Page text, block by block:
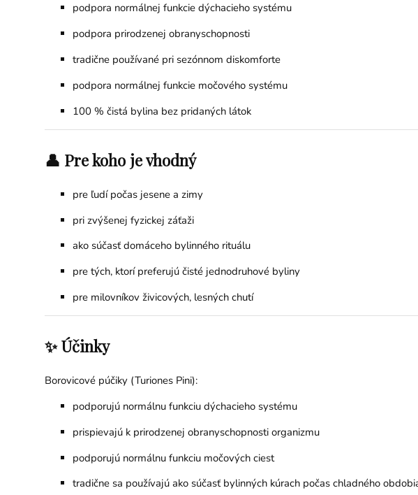
podpora normálnej funkcie dýchacieho systému
podpora prirodzenej obranyschopnosti
tradične používané pri sezónnom diskomforte
podpora normálnej funkcie močového systému
100 % čistá bylina bez pridaných látok
👤 Pre koho je vhodný
pre ľudí počas jesene a zimy
pri zvýšenej fyzickej záťaži
ako súčasť domáceho bylinného rituálu
pre tých, ktorí preferujú čisté jednodruhové byliny
pre milovníkov živicových, lesných chutí
✨ Účinky
Borovicové púčiky (Turiones Pini):
podporujú normálnu funkciu dýchacieho systému
prispievajú k prirodzenej obranyschopnosti organizmu
podporujú normálnu funkciu močových ciest
tradične sa používajú ako súčasť bylinných kúrach počas chladného